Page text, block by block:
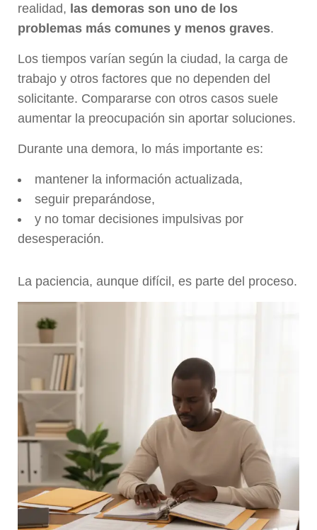
realidad, las demoras son uno de los
problemas más comunes y menos graves.
Los tiempos varían según la ciudad, la carga de
trabajo y otros factores que no dependen del
solicitante. Compararse con otros casos suele
aumentar la preocupación sin aportar soluciones.
Durante una demora, lo más importante es:
mantener la información actualizada,
seguir preparándose,
y no tomar decisiones impulsivas por
desesperación.
La paciencia, aunque difícil, es parte del proceso.